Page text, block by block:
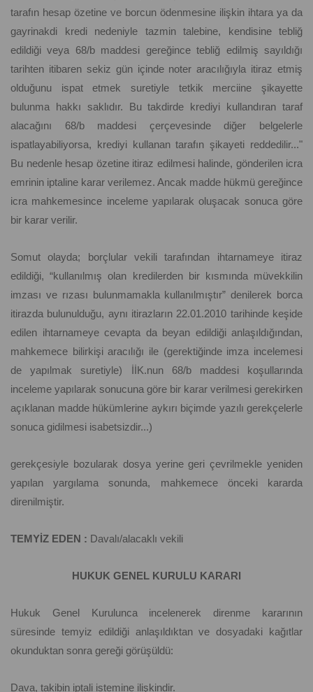
tarafın hesap özetine ve borcun ödenmesine ilişkin ihtara ya da
gayrinakdi kredi nedeniyle tazmin talebine, kendisine tebliğ
edildiği veya 68/b maddesi gereğince tebliğ edilmiş sayıldığı
tarihten itibaren sekiz gün içinde noter aracılığıyla itiraz etmiş
olduğunu ispat etmek suretiyle tetkik merciine şikayette
bulunma hakkı saklıdır. Bu takdirde krediyi kullandıran taraf
alacağını 68/b maddesi çerçevesinde diğer belgelerle
ispatlayabiliyorsa, krediyi kullanan tarafın şikayeti reddedilir..."
Bu nedenle hesap özetine itiraz edilmesi halinde, gönderilen icra
emrinin iptaline karar verilemez. Ancak madde hükmü gereğince
icra mahkemesince inceleme yapılarak oluşacak sonuca göre
bir karar verilir.
Somut olayda; borçlular vekili tarafından ihtarnameye itiraz
edildiği, “kullanılmış olan kredilerden bir kısmında müvekkilin
imzası ve rızası bulunmamakla kullanılmıştır” denilerek borca
itirazda bulunulduğu, aynı itirazların 22.01.2010 tarihinde keşide
edilen ihtarnameye cevapta da beyan edildiği anlaşıldığından,
mahkemece bilirkişi aracılığı ile (gerektiğinde imza incelemesi
de yapılmak suretiyle) İİK.nun 68/b maddesi koşullarında
inceleme yapılarak sonucuna göre bir karar verilmesi gerekirken
açıklanan madde hükümlerine aykırı biçimde yazılı gerekçelerle
sonuca gidilmesi isabetsizdir...)
gerekçesiyle bozularak dosya yerine geri çevrilmekle yeniden
yapılan yargılama sonunda, mahkemece önceki kararda
direnilmiştir.
TEMYİZ EDEN : Davalı/alacaklı vekili
HUKUK GENEL KURULU KARARI
Hukuk Genel Kurulunca incelenerek direnme kararının
süresinde temyiz edildiği anlaşıldıktan ve dosyadaki kağıtlar
okunduktan sonra gereği görüşüldü:
Dava, takibin iptali istemine ilişkindir.